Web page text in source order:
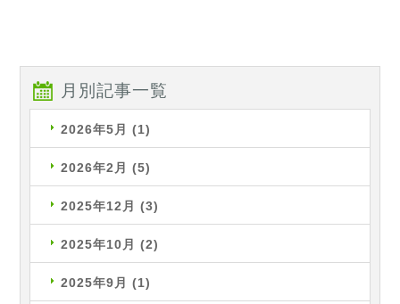
月別記事一覧
2026年5月 (1)
2026年2月 (5)
2025年12月 (3)
2025年10月 (2)
2025年9月 (1)